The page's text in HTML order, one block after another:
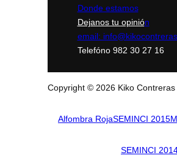
Donde estamos
Dejanos tu opinión
email:
Telefóno 982 30 27 16
Copyright © 2026 Kiko
Alfombra RojaSEMINCI 2015
SEMINCI